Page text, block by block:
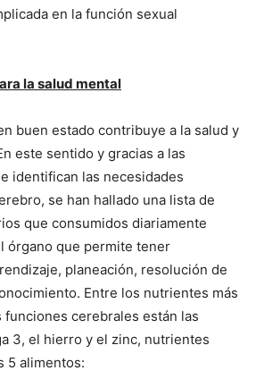
en la función sexual
la salud mental
buen estado contribuye a la salud y
este sentido y gracias a las
identifican las necesidades
se han hallado una lista de
que consumidos diariamente
órgano que permite tener
planeación, resolución de
Entre los nutrientes más
funciones cerebrales están las
3, el hierro y el zinc, nutrientes
5 alimentos: